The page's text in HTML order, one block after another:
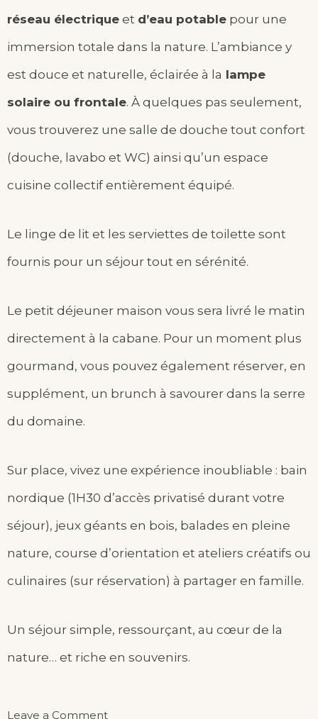
réseau électrique et d’eau potable pour une
immersion totale dans la nature. L’ambiance y
est douce et naturelle, éclairée à la lampe
solaire ou frontale. À quelques pas seulement,
vous trouverez une salle de douche tout confort
(douche, lavabo et WC) ainsi qu’un espace
cuisine collectif entièrement équipé.
Le linge de lit et les serviettes de toilette sont
fournis pour un séjour tout en sérénité.
Le petit déjeuner maison vous sera livré le matin
directement à la cabane. Pour un moment plus
gourmand, vous pouvez également réserver, en
supplément, un brunch à savourer dans la serre
du domaine.
Sur place, vivez une expérience inoubliable : bain
nordique (1H30 d’accès privatisé durant votre
séjour), jeux géants en bois, balades en pleine
nature, course d’orientation et ateliers créatifs ou
culinaires (sur réservation) à partager en famille.
Un séjour simple, ressourçant, au cœur de la
nature… et riche en souvenirs.
Leave a Commenton